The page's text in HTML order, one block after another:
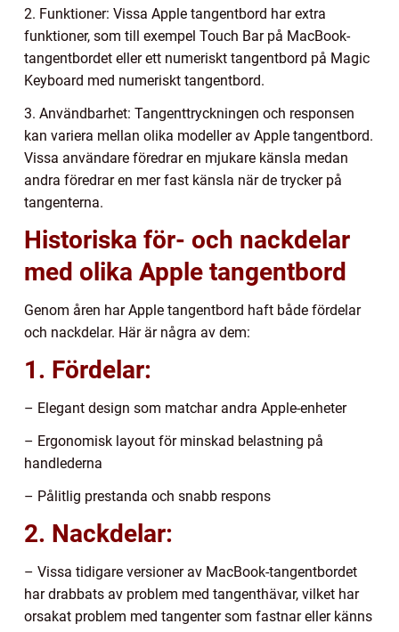
2. Funktioner: Vissa Apple tangentbord har extra
funktioner, som till exempel Touch Bar på MacBook-
tangentbordet eller ett numeriskt tangentbord på Magic
Keyboard med numeriskt tangentbord.
3. Användbarhet: Tangenttryckningen och responsen
kan variera mellan olika modeller av Apple tangentbord.
Vissa användare föredrar en mjukare känsla medan
andra föredrar en mer fast känsla när de trycker på
tangenterna.
Historiska för- och nackdelar
med olika Apple tangentbord
Genom åren har Apple tangentbord haft både fördelar
och nackdelar. Här är några av dem:
1. Fördelar:
– Elegant design som matchar andra Apple-enheter
– Ergonomisk layout för minskad belastning på
handlederna
– Pålitlig prestanda och snabb respons
2. Nackdelar:
– Vissa tidigare versioner av MacBook-tangentbordet
har drabbats av problem med tangenthävar, vilket har
orsakat problem med tangenter som fastnar eller känns